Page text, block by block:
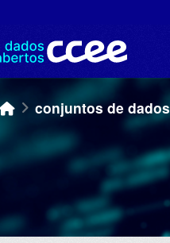
conjuntos de dados